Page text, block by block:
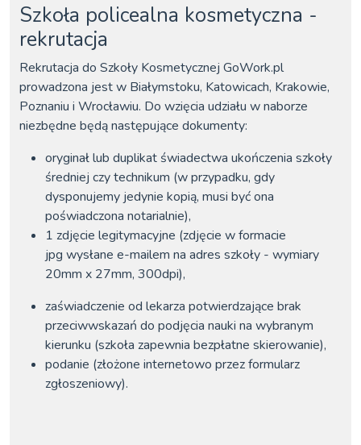
Szkoła policealna kosmetyczna -
rekrutacja
Rekrutacja do Szkoły Kosmetycznej GoWork.pl
prowadzona jest w Białymstoku, Katowicach, Krakowie,
Poznaniu i Wrocławiu. Do wzięcia udziału w naborze
niezbędne będą następujące dokumenty:
oryginał lub duplikat świadectwa ukończenia szkoły
średniej czy technikum (w przypadku, gdy
dysponujemy jedynie kopią, musi być ona
poświadczona notarialnie),
1 zdjęcie legitymacyjne (zdjęcie w formacie
jpg wysłane e-mailem na adres szkoły - wymiary
20mm x 27mm, 300dpi),
zaświadczenie od lekarza potwierdzające brak
przeciwwskazań do podjęcia nauki na wybranym
kierunku (szkoła zapewnia bezpłatne skierowanie),
podanie (złożone internetowo przez formularz
zgłoszeniowy).